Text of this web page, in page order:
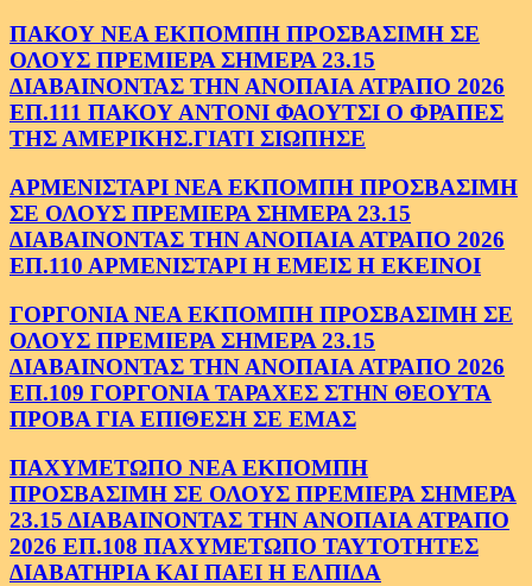
ΠΑΚΟΥ ΝΕΑ ΕΚΠΟΜΠΗ ΠΡΟΣΒΑΣΙΜΗ ΣΕ
ΟΛΟΥΣ ΠΡΕΜΙΕΡΑ ΣΗΜΕΡΑ 23.15
ΔΙΑΒΑΙΝΟΝΤΑΣ ΤΗΝ ΑΝΟΠΑΙΑ ΑΤΡΑΠΟ 2026
ΕΠ.111 ΠΑΚΟΥ ΑΝΤΟΝΙ ΦΑΟΥΤΣΙ Ο ΦΡΑΠΕΣ
ΤΗΣ ΑΜΕΡΙΚΗΣ.ΓΙΑΤΙ ΣΙΩΠΗΣΕ
ΑΡΜΕΝΙΣΤΑΡΙ ΝΕΑ ΕΚΠΟΜΠΗ ΠΡΟΣΒΑΣΙΜΗ
ΣΕ ΟΛΟΥΣ ΠΡΕΜΙΕΡΑ ΣΗΜΕΡΑ 23.15
ΔΙΑΒΑΙΝΟΝΤΑΣ ΤΗΝ ΑΝΟΠΑΙΑ ΑΤΡΑΠΟ 2026
ΕΠ.110 ΑΡΜΕΝΙΣΤΑΡΙ Η ΕΜΕΙΣ Η ΕΚΕΙΝΟΙ
ΓΟΡΓΟΝΙΑ ΝΕΑ ΕΚΠΟΜΠΗ ΠΡΟΣΒΑΣΙΜΗ ΣΕ
ΟΛΟΥΣ ΠΡΕΜΙΕΡΑ ΣΗΜΕΡΑ 23.15
ΔΙΑΒΑΙΝΟΝΤΑΣ ΤΗΝ ΑΝΟΠΑΙΑ ΑΤΡΑΠΟ 2026
ΕΠ.109 ΓΟΡΓΟΝΙΑ ΤΑΡΑΧΕΣ ΣΤΗΝ ΘΕΟΥΤΑ
ΠΡΟΒΑ ΓΙΑ ΕΠΙΘΕΣΗ ΣΕ ΕΜΑΣ
ΠΑΧΥΜΕΤΩΠΟ ΝΕΑ ΕΚΠΟΜΠΗ
ΠΡΟΣΒΑΣΙΜΗ ΣΕ ΟΛΟΥΣ ΠΡΕΜΙΕΡΑ ΣΗΜΕΡΑ
23.15 ΔΙΑΒΑΙΝΟΝΤΑΣ ΤΗΝ ΑΝΟΠΑΙΑ ΑΤΡΑΠΟ
2026 ΕΠ.108 ΠΑΧΥΜΕΤΩΠΟ ΤΑΥΤΟΤΗΤΕΣ
ΔΙΑΒΑΤΗΡΙΑ ΚΑΙ ΠΑΕΙ Η ΕΛΠΙΔΑ